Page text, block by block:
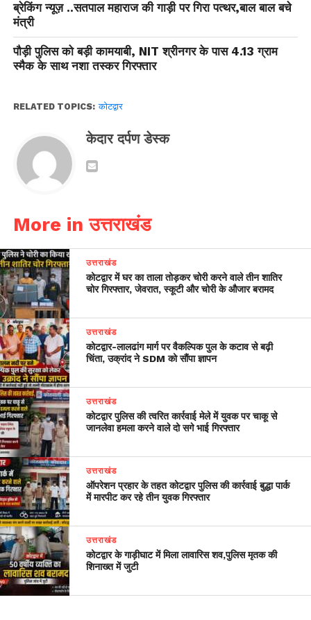
ब्रेकिंग न्यूज़ ..सतपाल महाराज की गाड़ी पर गिरा पत्थर,बाल बाल बचे
मंत्री
पौड़ी पुलिस को बड़ी कामयाबी, NIT श्रीनगर के पास 4.13 ग्राम
स्मैक के साथ नशा तस्कर गिरफ्तार
RELATED TOPICS: कोटद्वार
केदार दर्पण डेस्क
More in उत्तराखंड
उत्तराखंड
कोटद्वार में घर का ताला तोड़कर चोरी करने वाले तीन शातिर
चोर गिरफ्तार, जेवरात, स्कूटी और चोरी के औजार बरामद
उत्तराखंड
​कोटद्वार-लालढांग मार्ग पर वैकल्पिक पुल के कटाव से बढ़ी
चिंता, उक्रांद ने SDM को सौंपा ज्ञापन
उत्तराखंड
कोटद्वार पुलिस की त्वरित कार्रवाई मेले में युवक पर चाकू से
जानलेवा हमला करने वाले दो सगे भाई गिरफ्तार
उत्तराखंड
ऑपरेशन प्रहार के तहत कोटद्वार पुलिस की कार्रवाई बुद्धा पार्क
में मारपीट कर रहे तीन युवक गिरफ्तार
उत्तराखंड
कोटद्वार के गाड़ीघाट में मिला लावारिस शव,पुलिस मृतक की
शिनाख्त में जुटी